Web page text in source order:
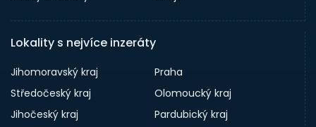
Lokality s nejvíce inzeráty
Jihomoravský kraj
Praha
Středočeský kraj
Olomoucký kraj
Jihočeský kraj
Pardubický kraj